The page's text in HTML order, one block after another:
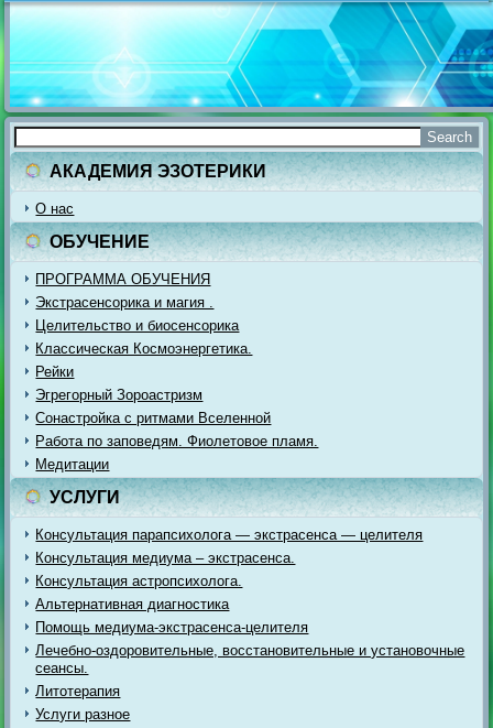
АКАДЕМИЯ ЭЗОТЕРИКИ
О нас
ОБУЧЕНИЕ
ПРОГРАММА ОБУЧЕНИЯ
Экстрасенсорика и магия .
Целительство и биосенсорика
Классическая Космоэнергетика.
Рейки
Эгрегорный Зороастризм
Сонастройка с ритмами Вселенной
Работа по заповедям. Фиолетовое пламя.
Медитации
УСЛУГИ
Консультация парапсихолога — экстрасенса — целителя
Консультация медиума – экстрасенса.
Консультация астропсихолога.
Альтернативная диагностика
Помощь медиума-экстрасенса-целителя
Лечебно-оздоровительные, восстановительные и установочные
сеансы.
Литотерапия
Услуги разное